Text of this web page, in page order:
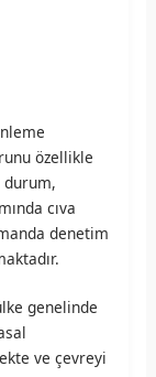
özellikle
durum,
cıva
denetim
genelinde
ve çevreyi